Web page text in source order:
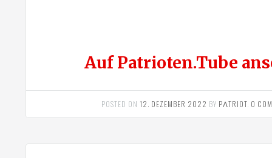
Auf Patrioten.Tube
POSTED ON12. DEZEMBER 2022 BY PΛTRIOT 0